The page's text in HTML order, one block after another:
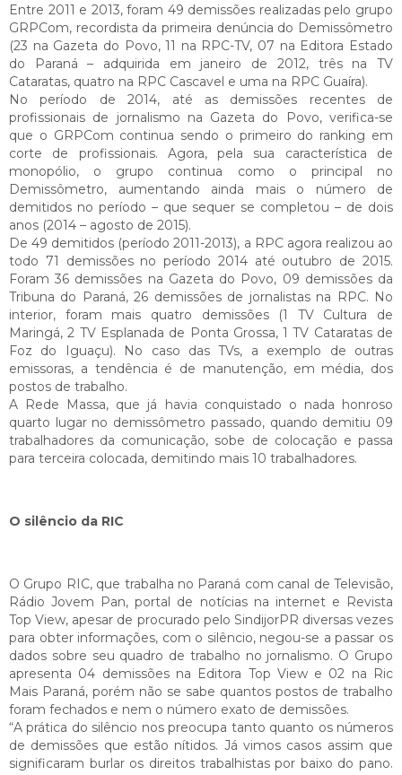
Entre 2011 e 2013, foram 49 demissões realizadas pelo grupo
GRPCom, recordista da primeira denúncia do Demissômetro
(23 na Gazeta do Povo, 11 na RPC-TV, 07 na Editora Estado
do Paraná – adquirida em janeiro de 2012, três na TV
Cataratas, quatro na RPC Cascavel e uma na RPC Guaíra).
No período de 2014, até as demissões recentes de
profissionais de jornalismo na Gazeta do Povo, verifica-se
que o GRPCom continua sendo o primeiro do ranking em
corte de profissionais. Agora, pela sua característica de
monopólio, o grupo continua como o principal no
Demissômetro, aumentando ainda mais o número de
demitidos no período – que sequer se completou – de dois
anos (2014 – agosto de 2015).
De 49 demitidos (período 2011-2013), a RPC agora realizou ao
todo 71 demissões no período 2014 até outubro de 2015.
Foram 36 demissões na Gazeta do Povo, 09 demissões da
Tribuna do Paraná, 26 demissões de jornalistas na RPC. No
interior, foram mais quatro demissões (1 TV Cultura de
Maringá, 2 TV Esplanada de Ponta Grossa, 1 TV Cataratas de
Foz do Iguaçu). No caso das TVs, a exemplo de outras
emissoras, a tendência é de manutenção, em média, dos
postos de trabalho.
A Rede Massa, que já havia conquistado o nada honroso
quarto lugar no demissômetro passado, quando demitiu 09
trabalhadores da comunicação, sobe de colocação e passa
para terceira colocada, demitindo mais 10 trabalhadores.
O silêncio da RIC
O Grupo RIC, que trabalha no Paraná com canal de Televisão,
Rádio Jovem Pan, portal de notícias na internet e Revista
Top View, apesar de procurado pelo SindijorPR diversas vezes
para obter informações, com o silêncio, negou-se a passar os
dados sobre seu quadro de trabalho no jornalismo. O Grupo
apresenta 04 demissões na Editora Top View e 02 na Ric
Mais Paraná, porém não se sabe quantos postos de trabalho
foram fechados e nem o número exato de demissões.
“A prática do silêncio nos preocupa tanto quanto os números
de demissões que estão nítidos. Já vimos casos assim que
significaram burlar os direitos trabalhistas por baixo do pano.